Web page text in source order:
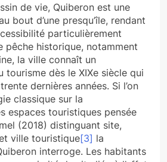
de vie, Quiberon est une
bout d’une presqu’île, rendant
particulièrement
pêche historique, notamment
la ville connaît un
tourisme dès le XIXe siècle qui
dernières années. Si l’on
classique sur la
espaces touristiques pensée
(2018) distinguant site,
ville touristique[3] la
interroge. Les habitants